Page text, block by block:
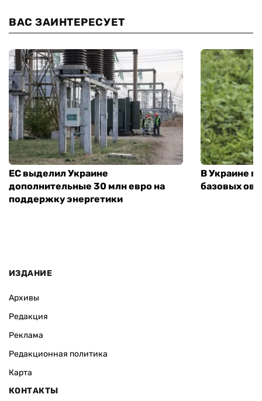
ВАС ЗАИНТЕРЕСУЕТ
ЕС выделил Украине
дополнительные 30 млн евро на
поддержку энергетики
В Украине
базовых
ИЗДАНИЕ
Архивы
Редакция
Реклама
Редакционная политика
Карта
КОНТАКТЫ